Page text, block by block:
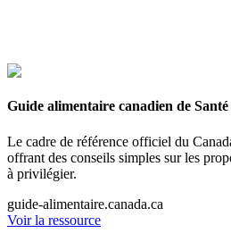
Guide alimentaire canadien de
Le cadre de référence officiel du
offrant des conseils simples sur les
à privilégier.
guide-alimentaire.canada.ca
Voir la ressource